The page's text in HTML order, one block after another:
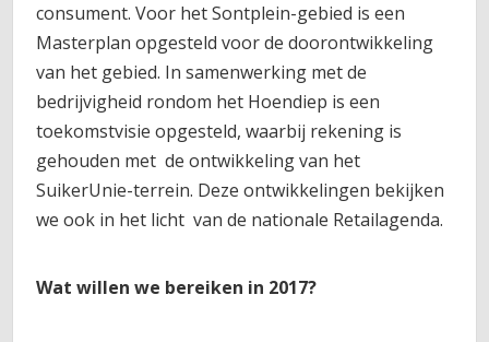
consument. Voor het Sontplein-gebied is een
Masterplan opgesteld voor de doorontwikkeling
van het gebied. In samenwerking met de
bedrijvigheid rondom het Hoendiep is een
toekomstvisie opgesteld, waarbij rekening is
gehouden met de ontwikkeling van het
SuikerUnie-terrein. Deze ontwikkelingen bekijken
we ook in het licht van de nationale Retailagenda.
Wat willen we bereiken in 2017?